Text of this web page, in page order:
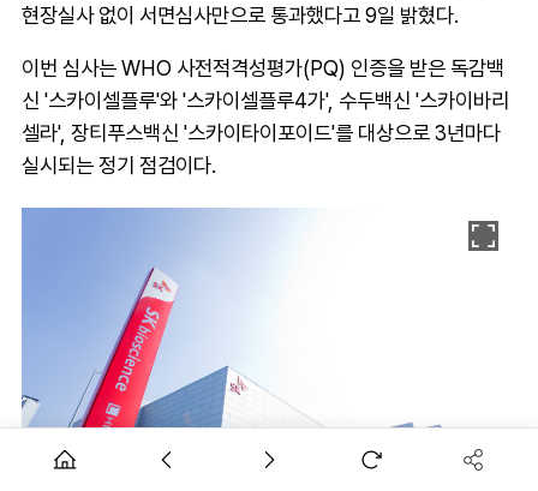
현장실사 없이 서면심사만으로 통과했다고 9일 밝혔다.
이번 심사는 WHO 사전적격성평가(PQ) 인증을 받은 독감백
신 '스카이셀플루'와 '스카이셀플루4가', 수두백신 '스카이바리
셀라', 장티푸스백신 '스카이타이포이드'를 대상으로 3년마다
실시되는 정기 점검이다.